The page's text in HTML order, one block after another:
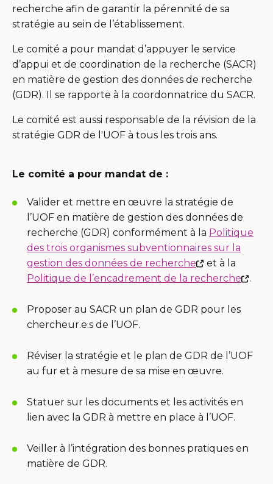
recherche afin de garantir la pérennité de sa
stratégie au sein de l’établissement.
Le comité a pour mandat d’appuyer le service
d’appui et de coordination de la recherche (SACR)
en matière de gestion des données de recherche
(GDR). Il se rapporte à la coordonnatrice du SACR.
Le comité est aussi responsable de la révision de la
stratégie GDR de l'UOF à tous les trois ans.
Le comité a pour mandat de :
Valider et mettre en œuvre la stratégie de
l’UOF en matière de gestion des données de
recherche (GDR) conformément à la Politique
des trois organismes subventionnaires sur la
gestion des données de recherche
Ce
lien
dans
fenêtre
et à la
Politique de l’encadrement de la recherche
Ce
.
Proposer au SACR un plan de GDR pour les
chercheur.e.s de l’UOF.
Réviser la stratégie et le plan de GDR de l’UOF
au fur et à mesure de sa mise en œuvre.
Statuer sur les documents et les activités en
lien avec la GDR à mettre en place à l’UOF.
Veiller à l’intégration des bonnes pratiques en
matière de GDR.